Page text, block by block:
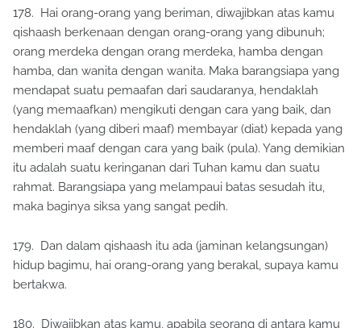
178. Hai orang-orang yang beriman, diwajibkan atas kamu
qishaash berkenaan dengan orang-orang yang dibunuh;
orang merdeka dengan orang merdeka, hamba dengan
hamba, dan wanita dengan wanita. Maka barangsiapa yang
mendapat suatu pemaafan dari saudaranya, hendaklah
(yang memaafkan) mengikuti dengan cara yang baik, dan
hendaklah (yang diberi maaf) membayar (diat) kepada yang
memberi maaf dengan cara yang baik (pula). Yang demikian
itu adalah suatu keringanan dari Tuhan kamu dan suatu
rahmat. Barangsiapa yang melampaui batas sesudah itu,
maka baginya siksa yang sangat pedih.
179. Dan dalam qishaash itu ada (jaminan kelangsungan)
hidup bagimu, hai orang-orang yang berakal, supaya kamu
bertakwa.
180. Diwajibkan atas kamu, apabila seorang di antara kamu